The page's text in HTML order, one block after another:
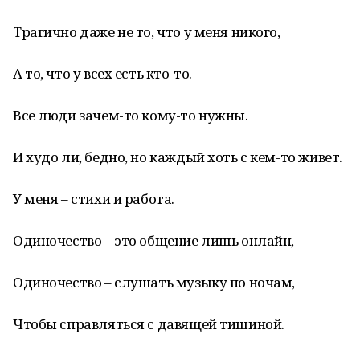
Трагично даже не то, что у меня никого,
А то, что у всех есть кто-то.
Все люди зачем-то кому-то нужны.
И худо ли, бедно, но каждый хоть с кем-то живет.
У меня – стихи и работа.
Одиночество – это общение лишь онлайн,
Одиночество – слушать музыку по ночам,
Чтобы справляться с давящей тишиной.